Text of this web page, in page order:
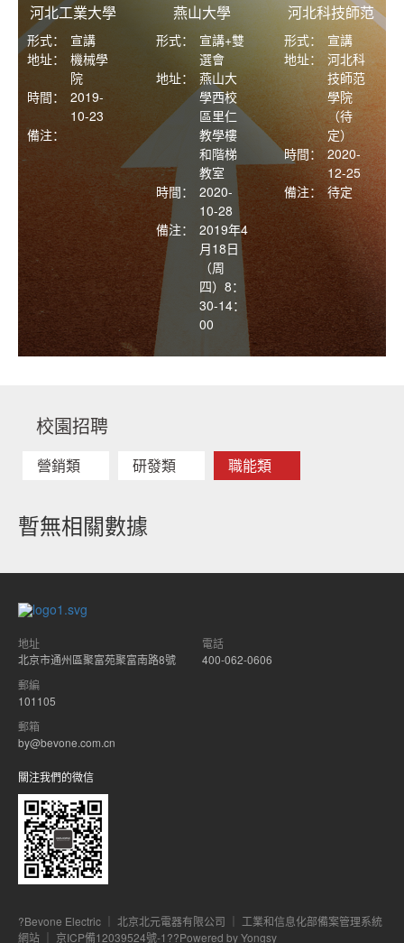
河北工業大學
形式：
宣講
地址：
機械學
院
時間：
2019-
10-23
備注：
燕山大學
形式：
宣講+雙
選會
地址：
燕山大
學西校
區里仁
教學樓
和階梯
教室
時間：
2020-
10-28
備注：
2019年4
月18日
（周
四）8：
30-14：
00
河北科技師范
學院
形式：
宣講
地址： 河北科
技師范
學院
（待
定）
時間：
2020-
12-25
備注： 待定
校園招聘
營銷類 研發類 職能類
暫無相關數據
地址
北京市通州區聚富苑聚富南路8號
郵編
101105
郵箱
by@bevone.com.cn
電話
400-062-0606
關注我們的微信
?Bevone Electric ｜ 北京北元電器有限公司 ｜ 工業和信息化部備案管理系統
網站 ｜ 京ICP備12039524號-1 ??Powered by Yongsy